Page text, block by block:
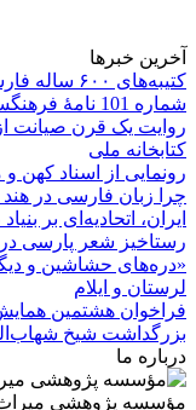
آخرین خبرها
کتیبه‌های ۶۰۰ ساله فارسی در هندوستان
شماره 101 نامۀ فرهنگستان منتشر شد
روایت یک قرن صیانت
کتابخانه ملی
رونمایی از اسناد کهن
چرا زبان فارسی در
ایران، اتحادیه‌ای بر
رستاخیز شعر پارسی
«دره‌های حشاشین و
لرستان و ایلام
فراخوان هشتمین
بزرگداشت شیخ
درباره ما